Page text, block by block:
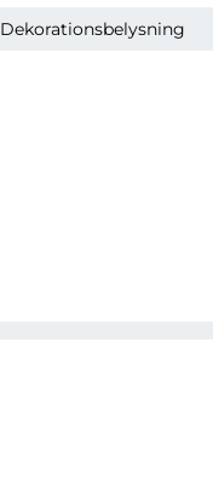
Dekorationsbelysning